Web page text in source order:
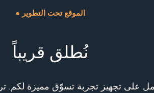
● الموقع تحت التطوير
نُطلق قريباً
على تجهيز تجربة تسوّق مميزة لكم.